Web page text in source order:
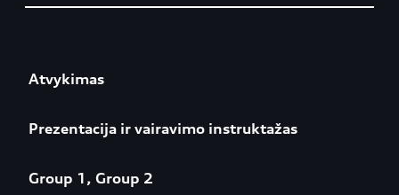
Atvykimas
Prezentacija ir vairavimo instruktažas
Group 1, Group 2